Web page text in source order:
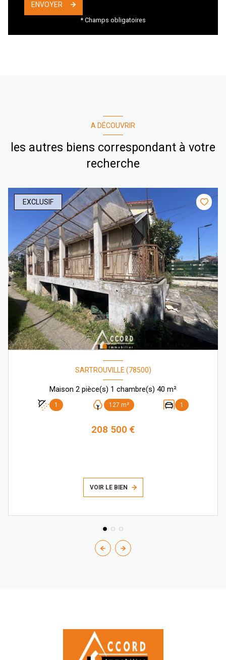
ENVOYER
* Champs obligatoires
A DÉCOUVRIR
les autres biens correspondant à votre
recherche
EXCLUSIF
SARTROUVILLE (78500)
Maison 2 pièce(s) 1 chambre(s) 40 m²
1 127 m² 1
208 500 €
VOIR LE BIEN